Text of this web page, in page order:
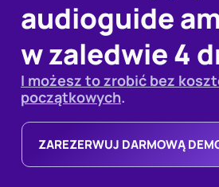
audioguide
w zaledwie 4
I możesz to zrobić bez
początkowych.
ZAREZERWUJ DARMOWĄ